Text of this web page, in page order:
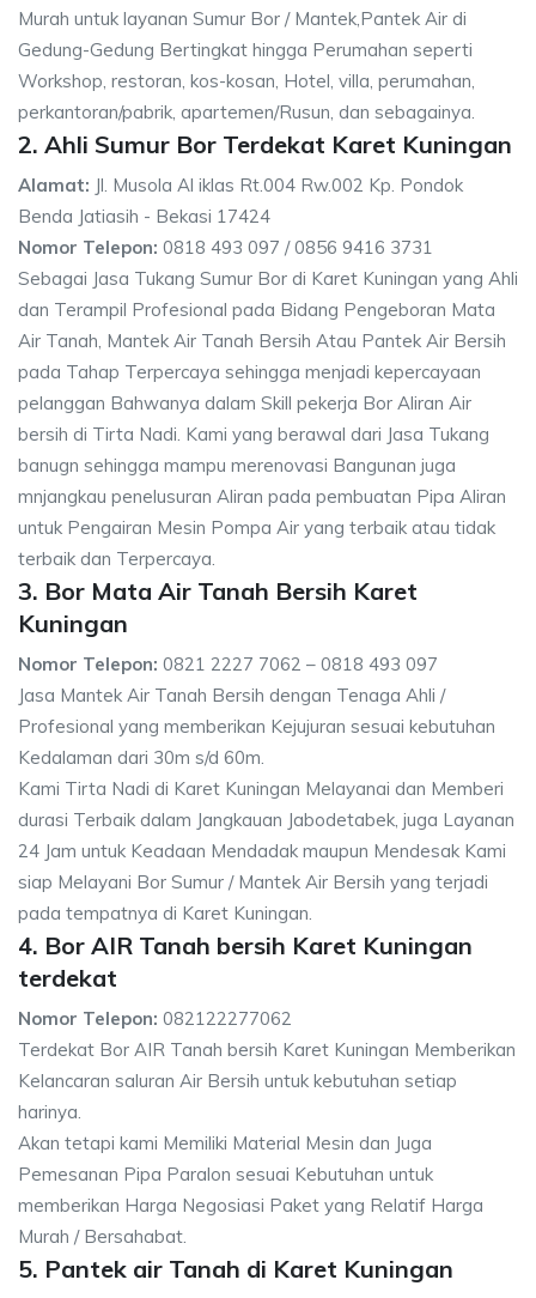
Murah untuk layanan Sumur Bor / Mantek,Pantek Air di
Gedung-Gedung Bertingkat hingga Perumahan seperti
Workshop, restoran, kos-kosan, Hotel, villa, perumahan,
perkantoran/pabrik, apartemen/Rusun, dan sebagainya.
2. Ahli Sumur Bor Terdekat Karet Kuningan
Alamat: Jl. Musola Al iklas Rt.004 Rw.002 Kp. Pondok
Benda Jatiasih - Bekasi 17424
Nomor Telepon: 0818 493 097 / 0856 9416 3731
Sebagai Jasa Tukang Sumur Bor di Karet Kuningan yang Ahli
dan Terampil Profesional pada Bidang Pengeboran Mata
Air Tanah, Mantek Air Tanah Bersih Atau Pantek Air Bersih
pada Tahap Terpercaya sehingga menjadi kepercayaan
pelanggan Bahwanya dalam Skill pekerja Bor Aliran Air
bersih di Tirta Nadi. Kami yang berawal dari Jasa Tukang
banugn sehingga mampu merenovasi Bangunan juga
mnjangkau penelusuran Aliran pada pembuatan Pipa Aliran
untuk Pengairan Mesin Pompa Air yang terbaik atau tidak
terbaik dan Terpercaya.
3. Bor Mata Air Tanah Bersih Karet
Kuningan
Nomor Telepon: 0821 2227 7062 – 0818 493 097
Jasa Mantek Air Tanah Bersih dengan Tenaga Ahli /
Profesional yang memberikan Kejujuran sesuai kebutuhan
Kedalaman dari 30m s/d 60m.
Kami Tirta Nadi di Karet Kuningan Melayanai dan Memberi
durasi Terbaik dalam Jangkauan Jabodetabek, juga Layanan
24 Jam untuk Keadaan Mendadak maupun Mendesak Kami
siap Melayani Bor Sumur / Mantek Air Bersih yang terjadi
pada tempatnya di Karet Kuningan.
4. Bor AIR Tanah bersih Karet Kuningan
terdekat
Nomor Telepon: 082122277062
Terdekat Bor AIR Tanah bersih Karet Kuningan Memberikan
Kelancaran saluran Air Bersih untuk kebutuhan setiap
harinya.
Akan tetapi kami Memiliki Material Mesin dan Juga
Pemesanan Pipa Paralon sesuai Kebutuhan untuk
memberikan Harga Negosiasi Paket yang Relatif Harga
Murah / Bersahabat.
5. Pantek air Tanah di Karet Kuningan